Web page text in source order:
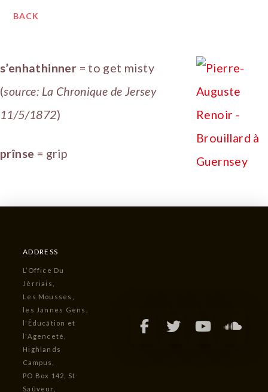
BACK
s’enhathinner = to get misty
(source: La Chronique de Jersey
11/5/1872)
prînse = grip
ADDRESS
L’Office Du
Jèrriais,
Les Mousses,
les Jannes Gens,
l'Êducâtion et
l'Agenceté,
Highlands
Campus,
PO Box 142, St
Saûveur,